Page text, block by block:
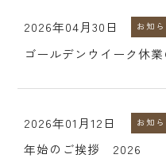
2026年04月30日 お知
ゴールデンウイーク休
2026年01月12日 お知
年始のご挨拶 2026